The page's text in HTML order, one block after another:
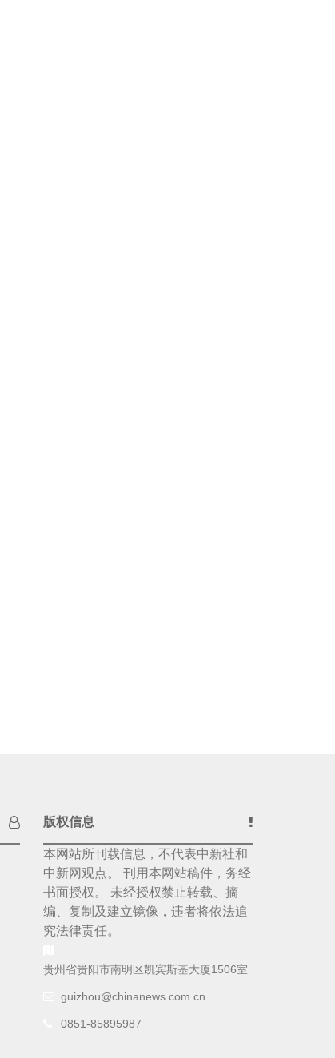
版权信息
本网站所刊载信息，不代表中新社和
中新网观点。 刊用本网站稿件，务经
书面授权。 未经授权禁止转载、摘
编、复制及建立镜像，违者将依法追
究法律责任。
贵州省贵阳市南明区凯宾斯基大厦1506室
guizhou@chinanews.com.cn
0851-85895987